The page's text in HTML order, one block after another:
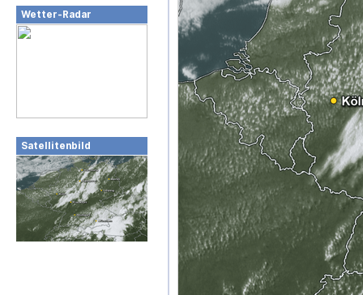
Wetter-Radar
Satellitenbild